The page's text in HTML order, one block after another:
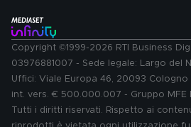
Copyright ©1999-2026 RTI Business
03976881007 - Sede legale: Largo del
Uffici: Viale Europa 46, 20093 Cologno
int. vers. € 500.000.007 - Gruppo MFE
Tutti i diritti riservati. Rispetto ai